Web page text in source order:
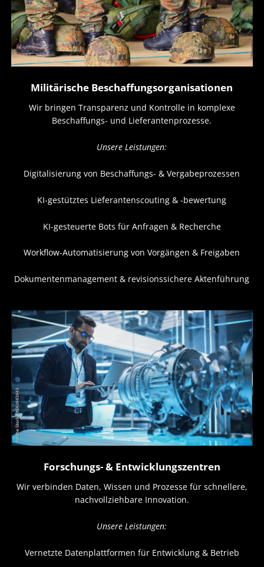
Militärische Beschaffungsorganisationen
Wir bringen Transparenz und Kontrolle in komplexe
Beschaffungs- und Lieferantenprozesse.
Unsere Leistungen:
Digitalisierung von Beschaffungs- & Vergabeprozessen
KI-gestütztes Lieferantenscouting & -bewertung
KI-gesteuerte Bots für Anfragen & Recherche
Workflow-Automatisierung von Vorgängen & Freigaben
Dokumentenmanagement & revisionssichere Aktenführung
Forschungs- & Entwicklungszentren
Wir verbinden Daten, Wissen und Prozesse für schnellere,
nachvollziehbare Innovation.
Unsere Leistungen:
Vernetzte Datenplattformen für Entwicklung & Betrieb